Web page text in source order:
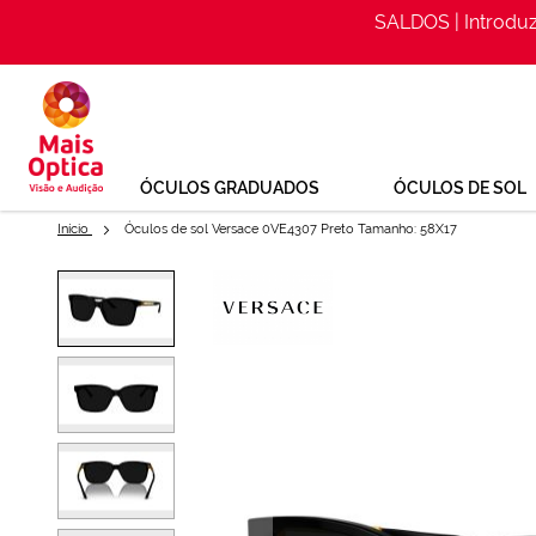
SALDOS |
ÓCULOS GRADUADOS ÓCULOS DE SOL
Início Óculos de sol Versace 0VE4307 Preto Tamanho: 58X17
Óculos de sol Versace
para
da
Galeria